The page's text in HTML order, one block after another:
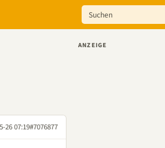
26 07:19#7076877
ANZEIGE